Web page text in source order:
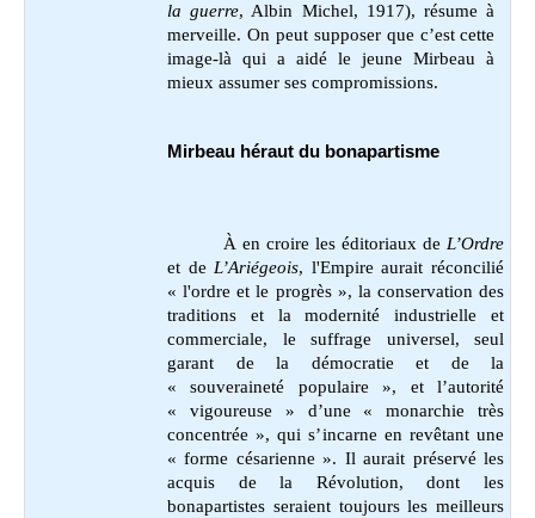
la guerre, Albin Michel, 1917),résume à
merveille. On peut supposer que c’est cette
image-là qui a aidé le jeune Mirbeau à
mieux assumer ses compromissions.
Mirbeau héraut du bonapartisme
À en croire les éditoriaux de L’Ordre
et de L’Ariégeois, l'Empire aurait réconcilié
« l'ordre et le progrès », la conservation des
traditions et la modernité industrielle et
commerciale, le suffrage universel, seul
garant de la démocratie et de la
« souveraineté populaire », et l’autorité
« vigoureuse » d’une « monarchie très
concentrée », qui s’incarne en revêtant une
« forme césarienne ». Il aurait préservé les
acquis de la Révolution, dont les
bonapartistes seraient toujours les meilleurs